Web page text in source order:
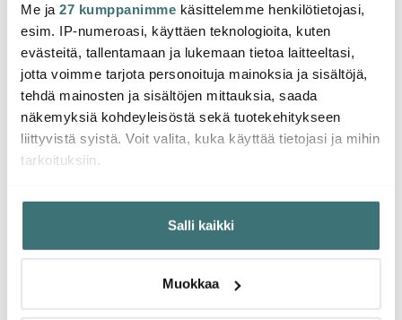
Me ja 27 kumppanimme käsittelemme henkilötietojasi,
esim. IP-numeroasi, käyttäen teknologioita, kuten
evästeitä, tallentamaan ja lukemaan tietoa laitteeltasi,
jotta voimme tarjota personoituja mainoksia ja sisältöjä,
tehdä mainosten ja sisältöjen mittauksia, saada
näkemyksiä kohdeyleisöstä sekä tuotekehitykseen
liittyvistä syistä. Voit valita, kuka käyttää tietojasi ja mihin
tarkoituksiin.
Jos sallit, haluamme myös tehdä seuraavia:
Kerätä tietoja maantieteellisestä sijainnistasi,
mahdollisesti muutaman metrin tarkkuudella
aktiivisesti (sormenjäljen muodostaminen)
Salli kaikki
Muokkaa
Saatat pitää myös näistä